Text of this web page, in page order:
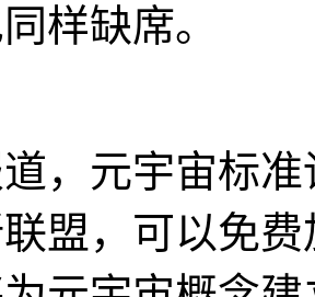
样缺席。
，元宇宙标
盟，可以免